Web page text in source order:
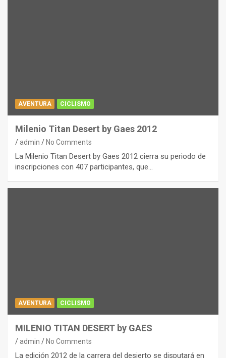
AVENTURA CICLISMO
Milenio Titan Desert by Gaes 2012
admin No Comments
La Milenio Titan Desert by Gaes 2012 cierra su periodo de
inscripciones con 407 participantes, que…
AVENTURA CICLISMO
MILENIO TITAN DESERT by GAES
admin No Comments
La edición 2012 de la carrera del desierto se disputará en